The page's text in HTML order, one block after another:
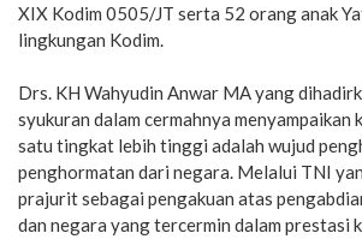
XIX Kodim 0505/JT serta 52 orang anak
lingkungan Kodim.
Drs. KH Wahyudin Anwar MA yang
syukuran dalam cermahnya menyampaikan
satu tingkat lebih tinggi adalah wujud
penghormatan dari negara. Melalui TNI
prajurit sebagai pengakuan atas
dan negara yang tercermin dalam prestasi